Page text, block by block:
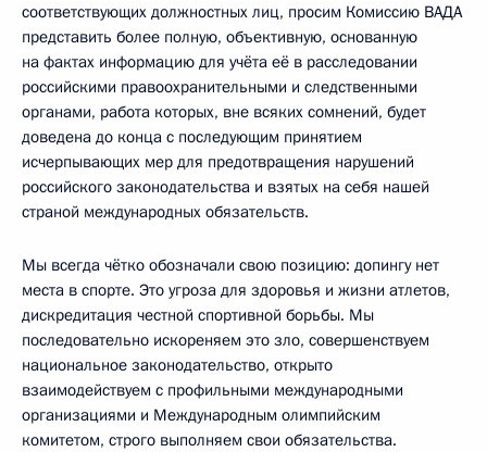
соответствующих должностных лиц, просим Комиссию ВАДА
представить более полную, объективную, основанную
на фактах информацию для учёта её в расследовании
российскими правоохранительными и следственными
органами, работа которых, вне всяких сомнений, будет
доведена до конца с последующим принятием
исчерпывающих мер для предотвращения нарушений
российского законодательства и взятых на себя нашей
страной международных обязательств.
Мы всегда чётко обозначали свою позицию: допингу нет
места в спорте. Это угроза для здоровья и жизни атлетов,
дискредитация честной спортивной борьбы. Мы
последовательно искореняем это зло, совершенствуем
национальное законодательство, открыто
взаимодействуем с профильными международными
организациями и Международным олимпийским
комитетом, строго выполняем свои обязательства.